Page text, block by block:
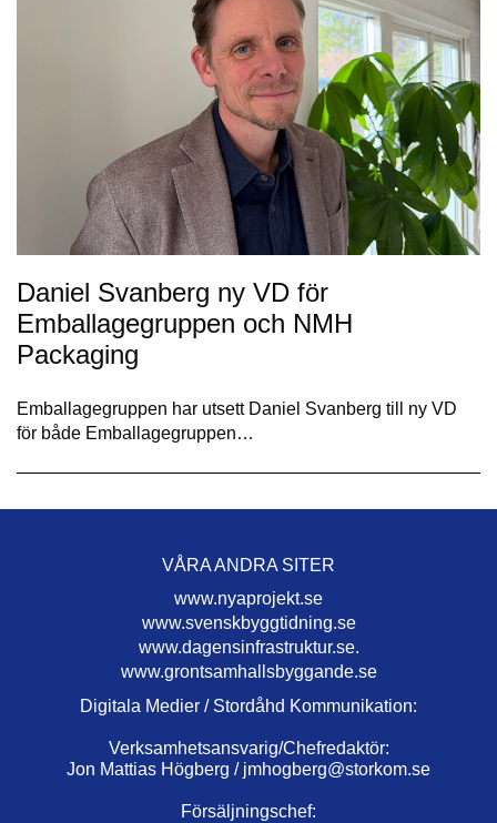
Daniel Svanberg ny VD för
Emballagegruppen och NMH
Packaging
Emballagegruppen har utsett Daniel Svanberg till ny VD
för både Emballagegruppen…
VÅRA ANDRA SITER
www.nyaprojekt.se
www.svenskbyggtidning.se
www.dagensinfrastruktur.se.
www.grontsamhallsbyggande.se
Digitala Medier / Stordåhd Kommunikation:
Verksamhetsansvarig/Chefredaktör:
Jon Mattias Högberg / jmhogberg@storkom.se
Försäljningschef: